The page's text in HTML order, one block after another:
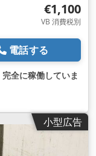
€1,100
VB 消費税別
電話する
完全に稼働していま
小型広告